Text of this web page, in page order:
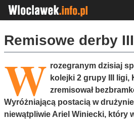
Remisowe derby
W rozegranym dzisiaj
kolejki 2 grupy III ligi,
zremisował
Wyróżniającą postacią w
niewątpliwie Ariel Winiecki, który